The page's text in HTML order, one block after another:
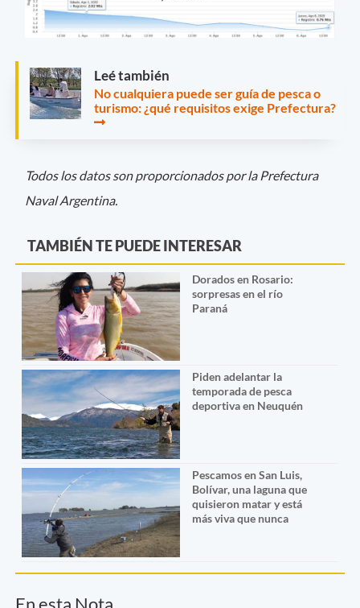
Leé también
No cualquiera puede ser guía de pesca o
turismo: ¿qué requisitos exige Prefectura?
Todos los datos son proporcionados por la Prefectura
Naval Argentina.
TAMBIÉN TE PUEDE INTERESAR
Dorados en Rosario:
sorpresas en el río
Paraná
Piden adelantar la
temporada de pesca
deportiva en Neuquén
Pescamos en San Luis,
Bolívar, una laguna que
quisieron matar y está
más viva que nunca